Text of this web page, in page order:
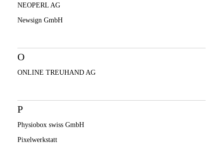
NEOPERL AG
Newsign GmbH
O
ONLINE TREUHAND AG
P
Physiobox swiss GmbH
Pixelwerkstatt